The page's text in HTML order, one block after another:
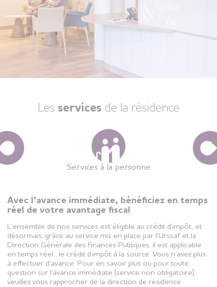
Les services de la résidence
Services à la personne
Avec l’avance immédiate, bénéficiez en temps
réel de votre avantage fiscal
L’ensemble de nos services est éligible au crédit d’impôt, et
désormais, grâce au service mis en place par l’Urssaf et la
Direction Générale des Finances Publiques, il est applicable
en temps réel : le crédit d’impôt à la source. Vous n’avez plus
à effectuer d’avance. Pour en savoir plus ou pour toute
question sur l’avance immédiate (service non obligatoire),
veuillez vous rapprocher de la direction de résidence